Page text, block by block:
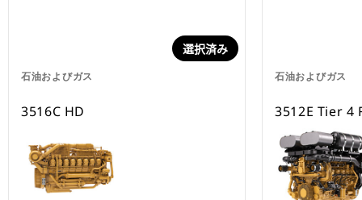
石油およびガス
選択済み
3516C HD
石油およびガス
3512E Tier 4